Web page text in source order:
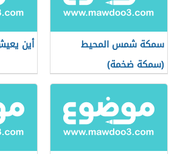
سمكة شمس المحيط
(سمكة ضخمة)
أين